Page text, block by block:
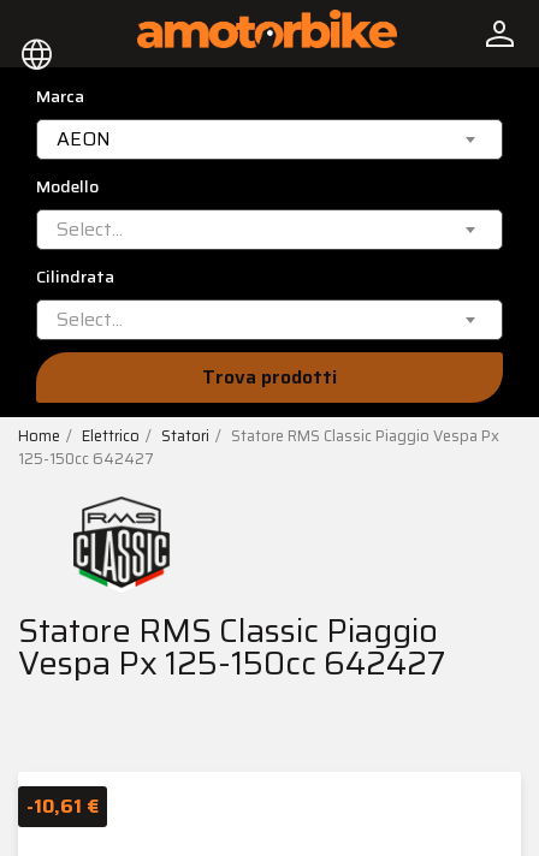
language person
Marca
AEON
Modello
Select...
Cilindrata
Select...
Trova prodotti
Home Elettrico Statori
Statore RMS Classic Piaggio Vespa Px
125-150cc 642427
Statore RMS Classic Piaggio
Vespa Px 125-150cc 642427
-10,61 €